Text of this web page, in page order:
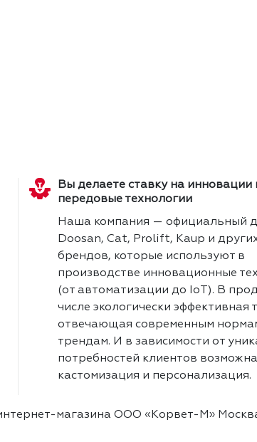
Вы делаете ставку на инновации
передовые технологии
Наша компания — официальный
Doosan, Cat, Prolift, Kaup и
брендов, которые используют в
производстве инновационные
(от автоматизации до IoT). В
числе экологически эффективная
отвечающая современным
трендам. И в зависимости от
потребностей клиентов
кастомизация и персонализация.
магазина ООО «Корвет-М»